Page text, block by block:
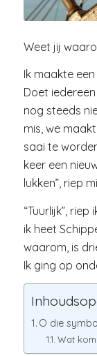
Weet jij
Ik maakte
Doet
nog steeds
mis, we
saai te
keer een
lukken”, riep
“Tuurlijk”,
ik heet
waarom, is
Ik ging op
O die
Wat